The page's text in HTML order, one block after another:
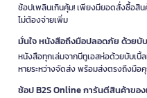
ช้อปเพลินเกินคุ้ม! เพียงมียอดสั่งซื้อสิ
ไม่ต้องจ่ายเพิ่ม
มั่นใจ หนังสือถึงมือปลอดภัย ด้วยบั
หนังสือทุกเล่มจากบีทูเอสห่อด้วยบับเบิ้
หายระหว่างจัดส่ง พร้อมส่งตรงถึงมื
ช้อป B2S Online การันตีสินค้าของ